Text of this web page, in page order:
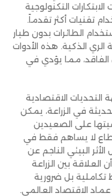
التكنولوجية
تقنيات أكثر تقدماً.
الطائرات بدون طيار
الذكية. هذه الأدوات
الفاقد، مما يؤدي في
التحديات الاقتصادية
في الزراعة، يمكن
على الصعيدين
لا يساهم فقط في
البيئي الناجم عن
العلاقة بين الزراعة
تكاملية بل ضرورية
الاقتصاد العالمي.